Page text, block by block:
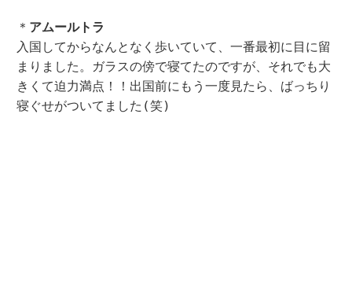
＊ アムールトラ
入国してからなんとなく歩いていて、一番最初に目に留
まりました。ガラスの傍で寝てたのですが、それでも大
きくて迫力満点！！出国前にもう一度見たら、ばっちり
寝ぐせがついてました(笑)